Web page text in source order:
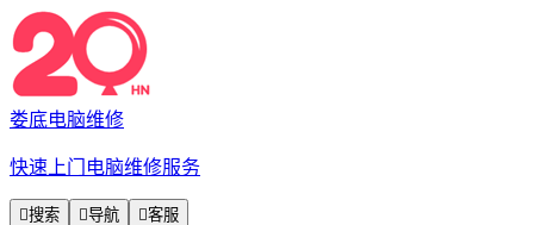
娄底电脑维修
快速上门电脑维修服务
搜索 导航 客服